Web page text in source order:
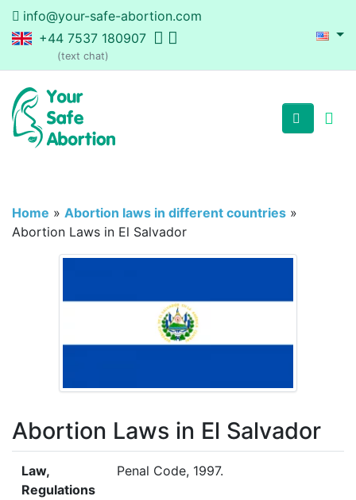
info@your-safe-abortion.com
+44 7537 180907
(text chat)
Home » Abortion laws in different countries »
Abortion Laws in El Salvador
Abortion Laws in El Salvador
Law,
Regulations
Penal Code, 1997.